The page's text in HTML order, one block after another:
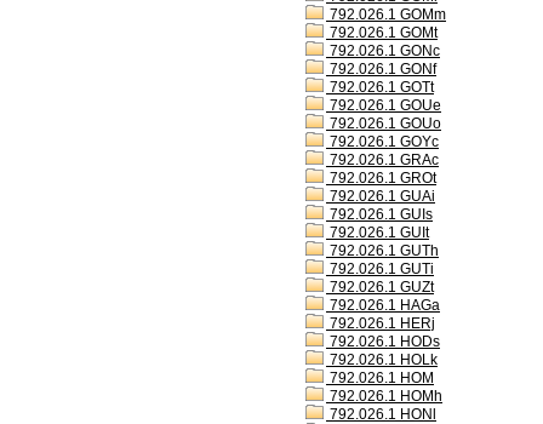
792.026.1 GOMm
792.026.1 GOMt
792.026.1 GONc
792.026.1 GONf
792.026.1 GOTt
792.026.1 GOUe
792.026.1 GOUo
792.026.1 GOYc
792.026.1 GRAc
792.026.1 GROt
792.026.1 GUAi
792.026.1 GUIs
792.026.1 GUIt
792.026.1 GUTh
792.026.1 GUTi
792.026.1 GUZt
792.026.1 HAGa
792.026.1 HERj
792.026.1 HODs
792.026.1 HOLk
792.026.1 HOM
792.026.1 HOMh
792.026.1 HONl